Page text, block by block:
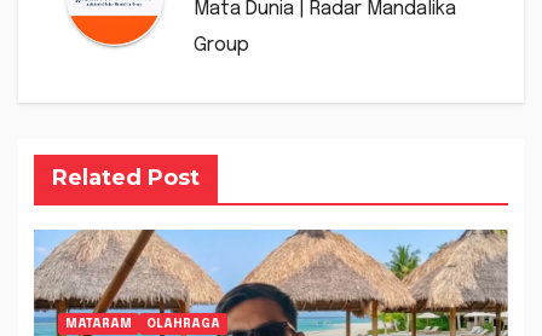
Mata Dunia | Radar Mandalika
Group
Related Post
MATARAM OLAHRAGA